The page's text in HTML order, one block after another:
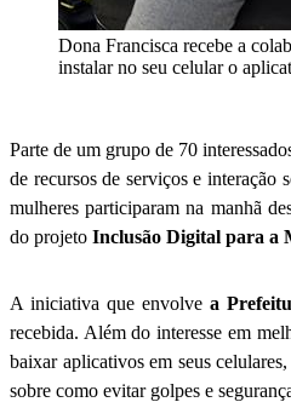
Dona Francisca recebe a
instalar no seu celular o
Parte de um grupo de 70
de recursos de serviços e interação
mulheres participaram na manhã
do projeto Inclusão Digital para a
A iniciativa que envolve a
recebida. Além do interesse em
baixar aplicativos em seus
sobre como evitar golpes e